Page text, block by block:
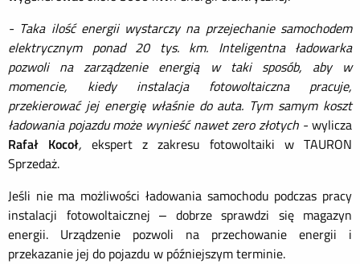
- Taka ilość energii wystarczy na przejechanie samochodem
elektrycznym ponad 20 tys. km. Inteligentna ładowarka
pozwoli na zarządzenie energią w taki sposób, aby w
momencie, kiedy instalacja fotowoltaiczna pracuje,
przekierować jej energię właśnie do auta. Tym samym koszt
ładowania pojazdu może wynieść nawet zero złotych - wylicza
Rafał Kocoł, ekspert z zakresu fotowoltaiki w TAURON
Sprzedaż.
Jeśli nie ma możliwości ładowania samochodu podczas pracy
instalacji fotowoltaicznej – dobrze sprawdzi się magazyn
energii. Urządzenie pozwoli na przechowanie energii i
przekazanie jej do pojazdu w późniejszym terminie.